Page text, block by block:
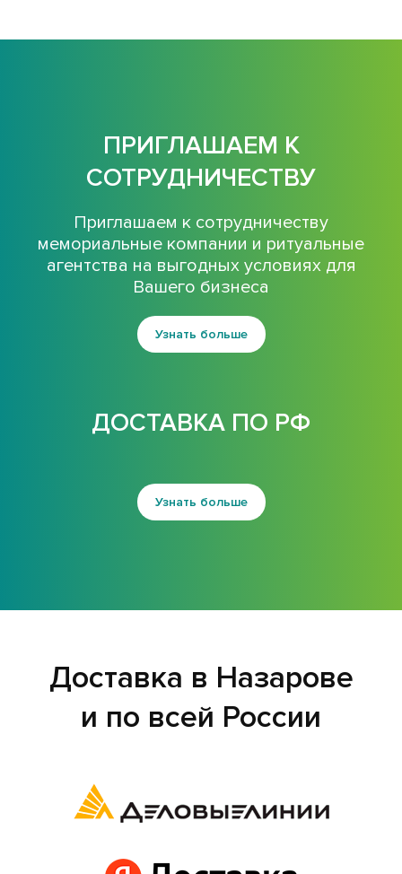
ПРИГЛАШАЕМ К
СОТРУДНИЧЕСТВУ
Приглашаем к сотрудничеству
мемориальные компании и ритуальные
агентства на выгодных условиях для
Вашего бизнеса
Узнать больше
ДОСТАВКА ПО РФ
Узнать больше
Доставка в Назарове
и по всей России